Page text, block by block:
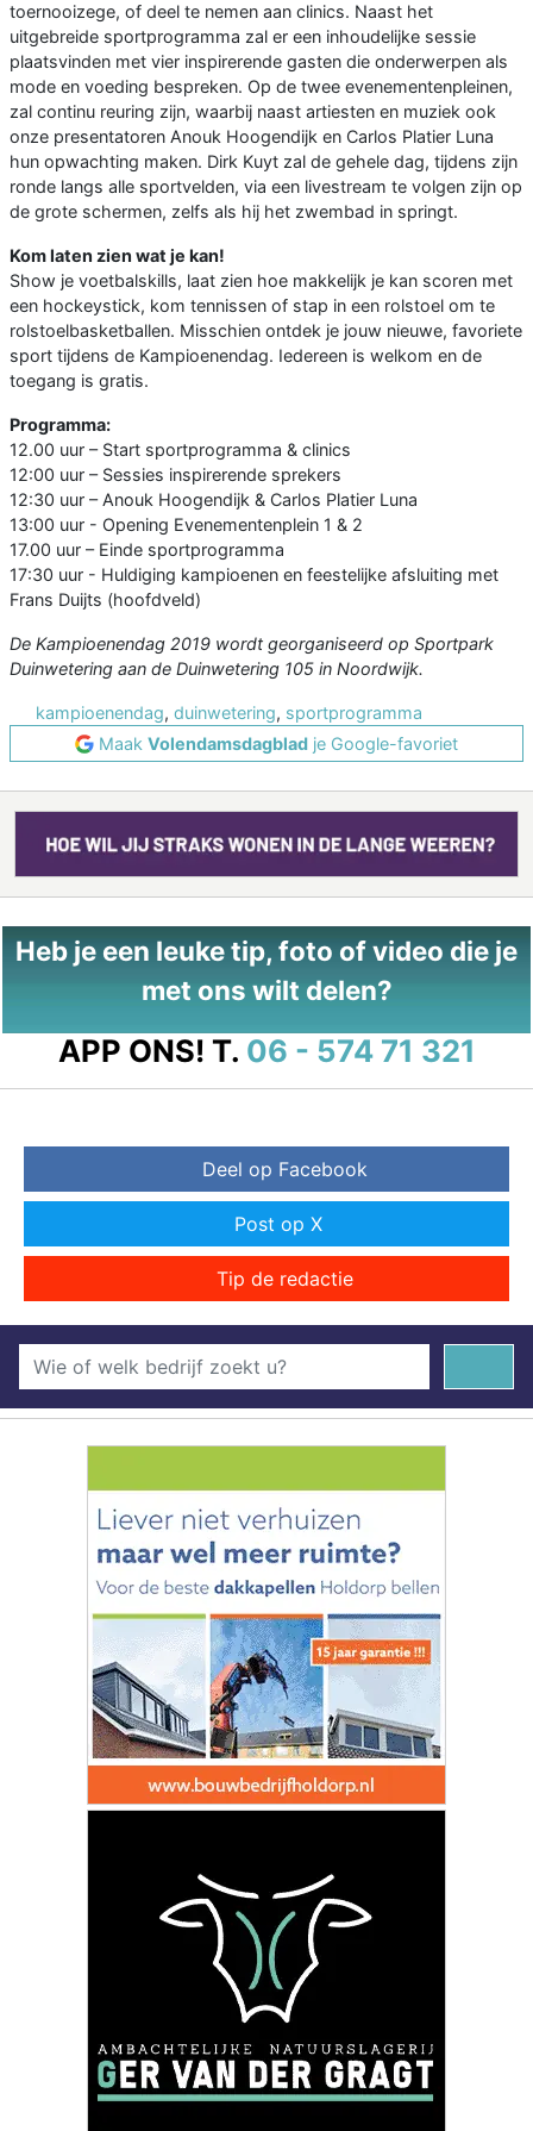
toernooizege, of deel te nemen aan clinics. Naast het
uitgebreide sportprogramma zal er een inhoudelijke sessie
plaatsvinden met vier inspirerende gasten die onderwerpen als
mode en voeding bespreken. Op de twee evenementenpleinen,
zal continu reuring zijn, waarbij naast artiesten en muziek ook
onze presentatoren Anouk Hoogendijk en Carlos Platier Luna
hun opwachting maken. Dirk Kuyt zal de gehele dag, tijdens zijn
ronde langs alle sportvelden, via een livestream te volgen zijn op
de grote schermen, zelfs als hij het zwembad in springt.
Kom laten zien wat je kan!
Show je voetbalskills, laat zien hoe makkelijk je kan scoren met
een hockeystick, kom tennissen of stap in een rolstoel om te
rolstoelbasketballen. Misschien ontdek je jouw nieuwe, favoriete
sport tijdens de Kampioenendag. Iedereen is welkom en de
toegang is gratis.
Programma:
12.00 uur – Start sportprogramma & clinics
12:00 uur – Sessies inspirerende sprekers
12:30 uur – Anouk Hoogendijk & Carlos Platier Luna
13:00 uur - Opening Evenementenplein 1 & 2
17.00 uur – Einde sportprogramma
17:30 uur - Huldiging kampioenen en feestelijke afsluiting met
Frans Duijts (hoofdveld)
De Kampioenendag 2019 wordt georganiseerd op Sportpark
Duinwetering aan de Duinwetering 105 in Noordwijk.
kampioenendag, duinwetering, sportprogramma
Maak Volendamsdagblad je Google-favoriet
Heb je een leuke tip, foto of video die je
met ons wilt delen?
APP ONS! T. 06 - 574 71 321
Deel op Facebook
Post op X
Tip de redactie